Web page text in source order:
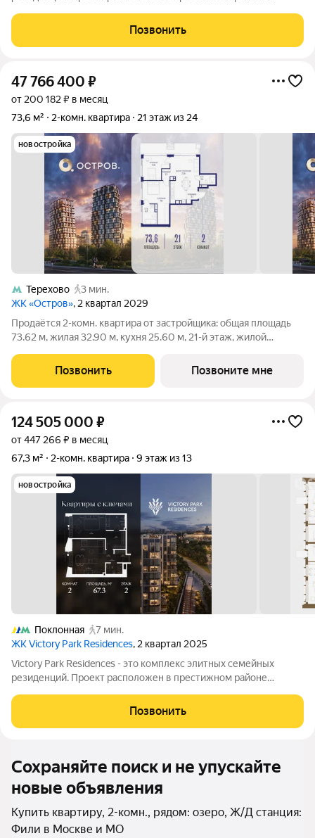
горы и Кутузовского проспекта. Комплекс состоит из восьми
элегантных корпусов, их облик
Позвонить
47 766 400 ₽
от 200 182 ₽ в месяц
73,6 м²
2-комн. квартира 21 этаж из 24
новостройка
Терехово
3 мин.
ЖК «Остров», 2 квартал 2029
Продаётся 2-комн. квартира от застройщика: общая площадь
73.62 м, жилая 32.90 м, кухня 25.60 м, 21-й этаж, жилой
2029 года. 1 совмещенный санузел. Остров.14 ЧАСТЬ
ПРОЕКТА «ОСТРОВ», В 10
Позвонить Позвоните мне
124 505 000 ₽
от 447 266 ₽ в месяц
67,3 м²
2-комн. квартира 9 этаж из 13
новостройка
Поклонная
7 мин.
ЖК Victory Park Residences, 2 квартал 2025
Victory Park Residences - это комплекс элитных семейных
резиденций. Проект расположен в престижном районе
горы и Кутузовского проспекта. Комплекс состоит из восьми
элегантных корпусов, их облик
Позвонить
Сохраняйте поиск и не упускайте
новые объявления
Купить квартиру, 2-комн., рядом: озеро, Ж/Д станция:
Фили в Москве и МО